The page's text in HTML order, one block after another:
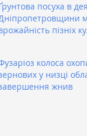
посуха в
пізніх
колоса
у низці
жнив